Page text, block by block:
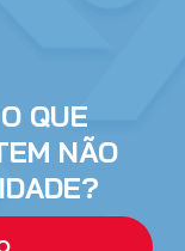
QUE
NÃO